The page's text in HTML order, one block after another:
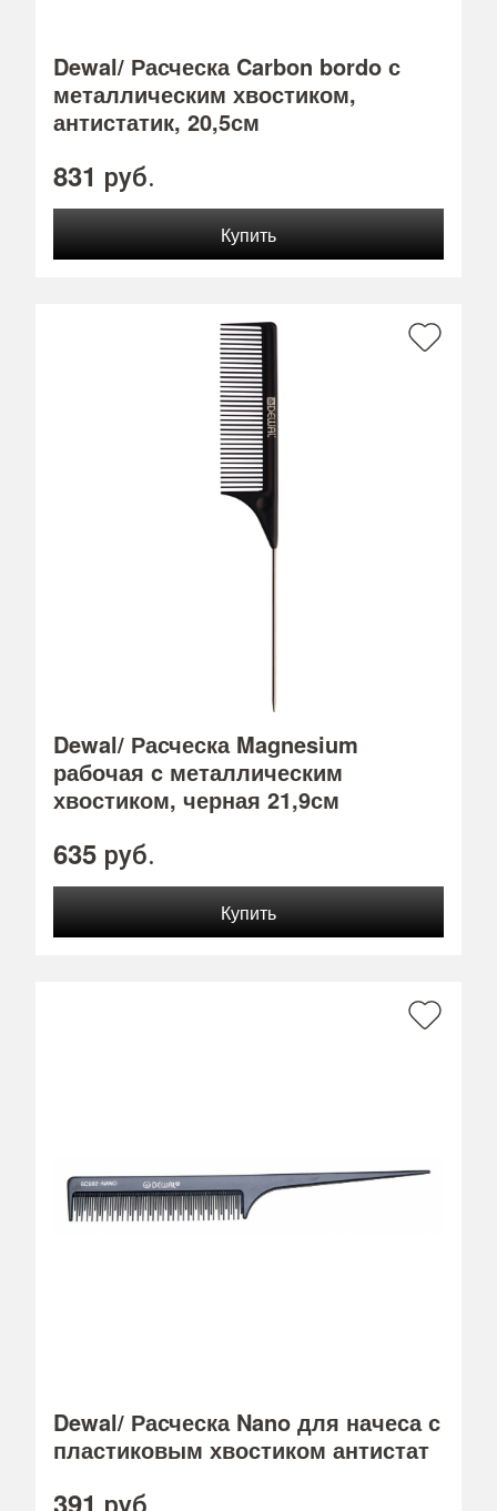
Dewal/ Расческа Carbon bordo с
металлическим хвостиком,
антистатик, 20,5см
831 руб.
Dewal/ Расческа Magnesium
рабочая c металлическим
хвостиком, черная 21,9см
635 руб.
Dewal/ Расческа Nano для начеса с
пластиковым хвостиком антистат
391